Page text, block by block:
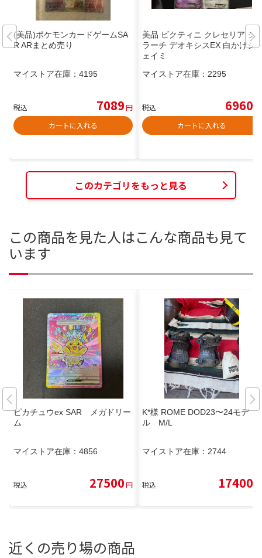
(美品)ポケモンカードゲームSA
R ARまとめ売り
マイストア在庫： 4195
税込 7089円
カートに入れる
美品 ビクティニ クレセリア ジ
ラーチ デオキシスEX 白かけシ
ェイミ
マイストア在庫： 2295
税込 6960
カートに入れる
このカテゴリをもっと見る
この商品を見た人はこんな商品も見て
います
ピカチュウex SAR メガドリー
ム
マイストア在庫： 4856
税込 27500円
K*様 ROME DOD23〜24モデ
ル M/L
マイストア在庫： 2744
税込 17400
近くの売り場の商品